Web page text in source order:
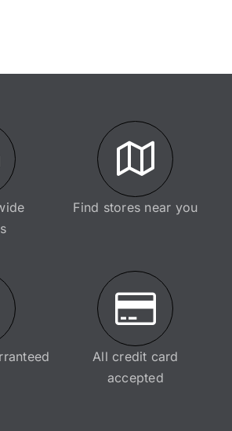
Find stores near you
All credit card
accepted